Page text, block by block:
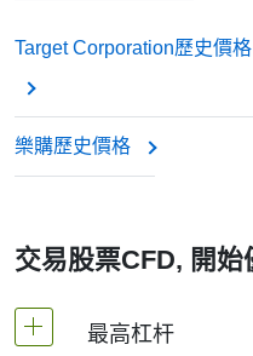
Target Corporation歷史價格
樂購歷史價格
交易股票CFD, 開始
最高杠杆